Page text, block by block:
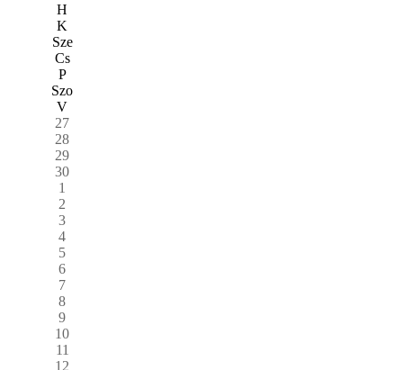
H
K
Sze
Cs
P
Szo
V
27
28
29
30
1
2
3
4
5
6
7
8
9
10
11
12